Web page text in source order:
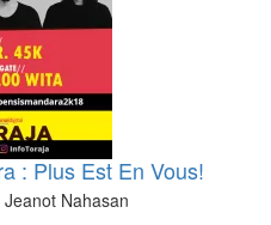
: Plus Est En Vous!
Nahasan